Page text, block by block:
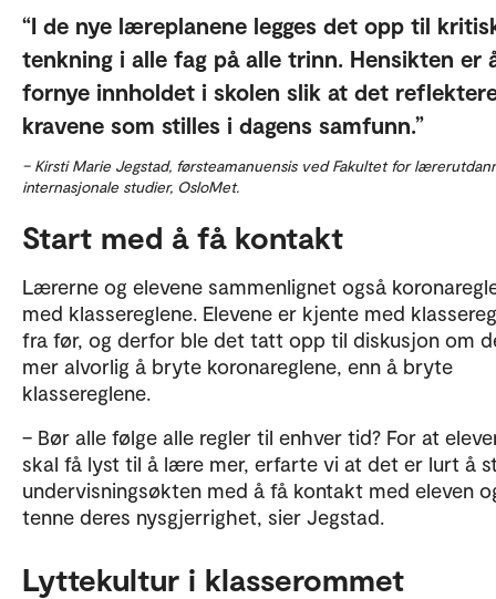
I de nye læreplanene legges det opp til
tenkning i alle fag på alle trinn. Hensikten er
fornye innholdet i skolen slik at det
kravene som stilles i dagens samfunn.
– Kirsti Marie Jegstad, førsteamanuensis ved Fakultet for
internasjonale studier, OsloMet.
Start med å få kontakt
Lærerne og elevene sammenlignet også
med klassereglene. Elevene er kjente med
fra før, og derfor ble det tatt opp til diskusjon om
mer alvorlig å bryte koronareglene, enn å bryte
klassereglene.
– Bør alle følge alle regler til enhver tid? For at
skal få lyst til å lære mer, erfarte vi at det er lurt å
undervisningsøkten med å få kontakt med eleven
tenne deres nysgjerrighet, sier Jegstad.
Lyttekultur i klasserommet